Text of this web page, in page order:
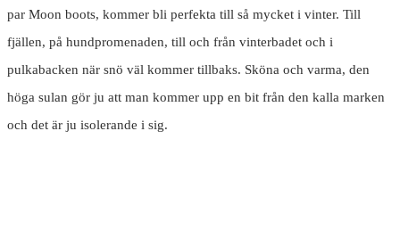
par Moon boots, kommer bli perfekta till så mycket i vinter. Till
fjällen, på hundpromenaden, till och från vinterbadet och i
pulkabacken när snö väl kommer tillbaks. Sköna och varma, den
höga sulan gör ju att man kommer upp en bit från den kalla marken
och det är ju isolerande i sig.